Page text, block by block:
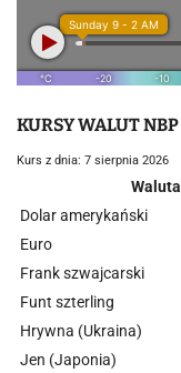
KURSY WALUT NBP
Kurs z dnia: 7 sierpnia 2026
Waluta
Dolar amerykański
Euro
Frank szwajcarski
Funt szterling
Hrywna (Ukraina)
Jen (Japonia)